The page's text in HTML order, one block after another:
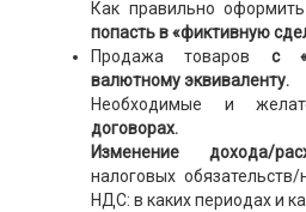
Как правильно оформить
попасть в «фиктивную
Продажа товаров с
валютному эквиваленту.
Необходимые и
договорах.
Изменение дохода/
налоговых
НДС: в каких периодах и